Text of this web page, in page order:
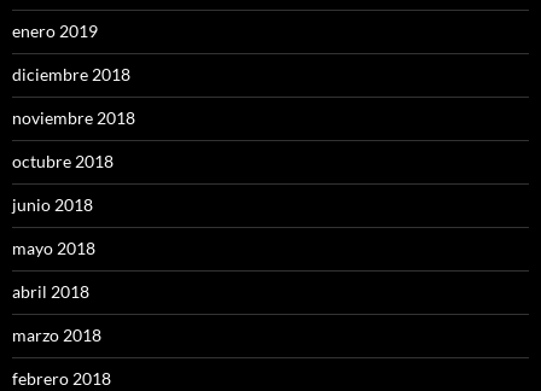
enero 2019
diciembre 2018
noviembre 2018
octubre 2018
junio 2018
mayo 2018
abril 2018
marzo 2018
febrero 2018